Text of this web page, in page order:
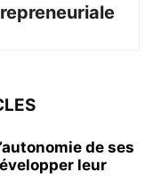
de ses
leur